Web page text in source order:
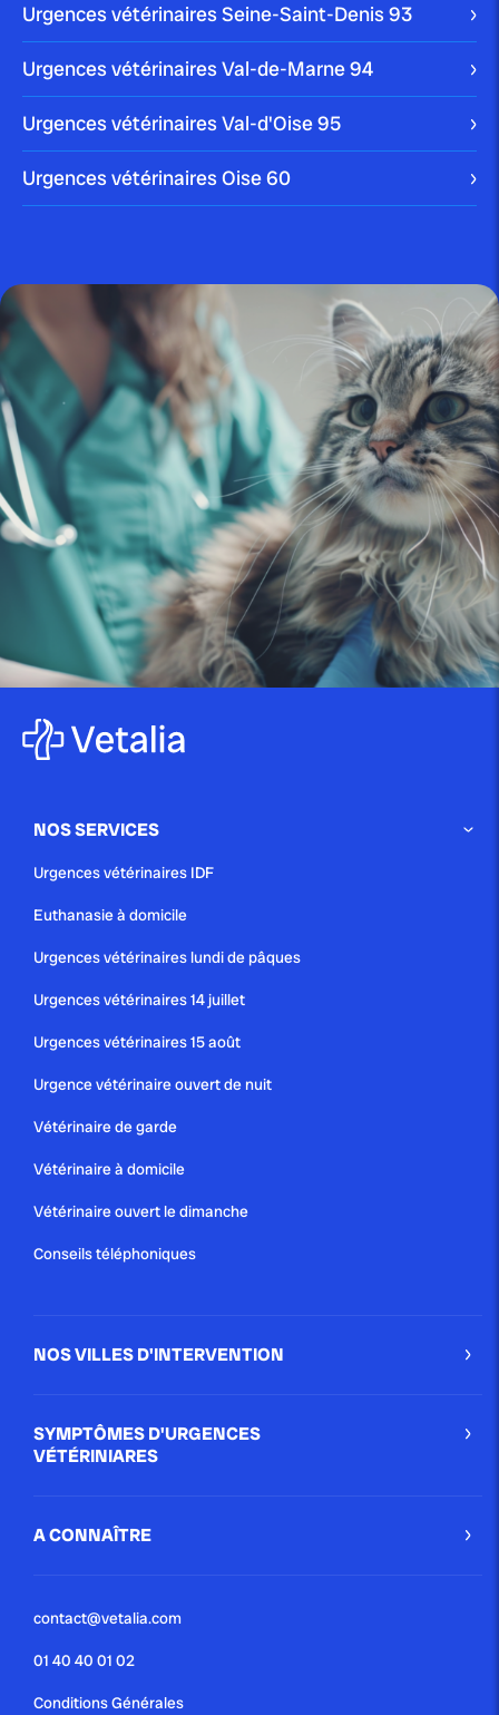
Urgences vétérinaires Seine-Saint-Denis93
Urgences vétérinaires Val-de-Marne94
Urgences vétérinaires Val-d'Oise95
Urgences vétérinaires Oise60
NOS SERVICES
Urgences vétérinaires IDF
Euthanasie à domicile
Urgences vétérinaires lundi de pâques
Urgences vétérinaires 14 juillet
Urgences vétérinaires 15 août
Urgence vétérinaire ouvert de nuit
Vétérinaire de garde
Vétérinaire à domicile
Vétérinaire ouvert le dimanche
Conseils téléphoniques
NOS VILLES D'INTERVENTION
SYMPTÔMES D'URGENCES
VÉTÉRINIARES
A CONNAÎTRE
contact@vetalia.com
01 40 40 01 02
Conditions Générales